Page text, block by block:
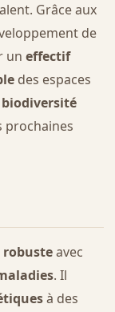
Grâce aux
de
un effectif
des espaces
prochaines
robusteavec
. Il
à des